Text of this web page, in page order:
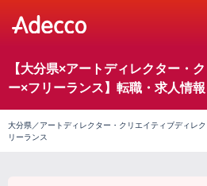
【大分県×アートディレクター・
ー×フリーランス】転職・求人情報
大分県／アートディレクター・クリエイティブディレ
リーランス